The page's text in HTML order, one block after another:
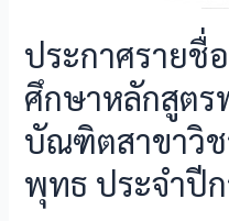
ประกาศรายชื่
ศึกษาหลักสูตร
บัณฑิตสาขาวิช
พุทธ ประจำปี